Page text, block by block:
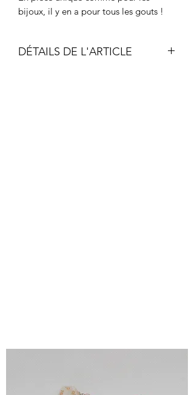
bijoux, il y en a pour tous les gouts !
DÉTAILS DE L'ARTICLE